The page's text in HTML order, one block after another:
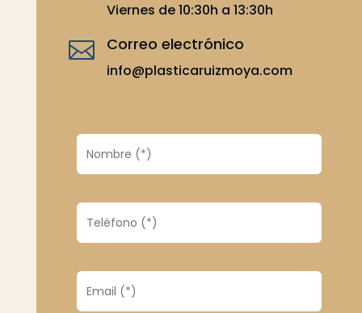
Viernes de 10:30h a 13:30h
 Correo electrónico
info@plasticaruizmoya.com